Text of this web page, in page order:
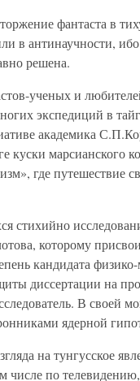
фантаста в
в антинаучности,
решена.
ученых и
экспедиций в
академика
куски марсианского
где путешествие
стихийно
которому
кандидата
диссертации на
В своей
ядерной
на тунгусское
по